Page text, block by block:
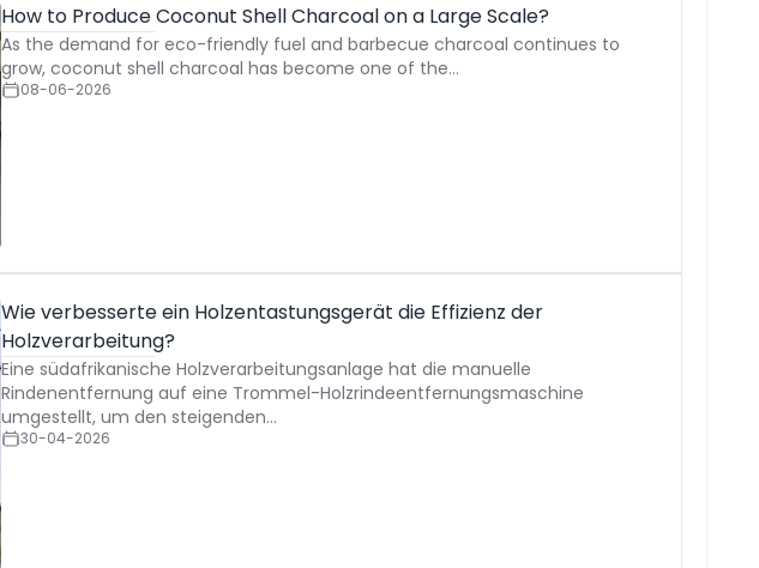
How to Produce Coconut Shell Charcoal on a Large Scale?
As the demand for eco-friendly fuel and barbecue charcoal continues to
grow, coconut shell charcoal has become one of the…
08-06-2026
Wie verbesserte ein Holzentastungsgerät die Effizienz der
Holzverarbeitung?
Eine südafrikanische Holzverarbeitungsanlage hat die manuelle
Rindenentfernung auf eine Trommel-Holzrindeentfernungsmaschine
umgestellt, um den steigenden…
30-04-2026